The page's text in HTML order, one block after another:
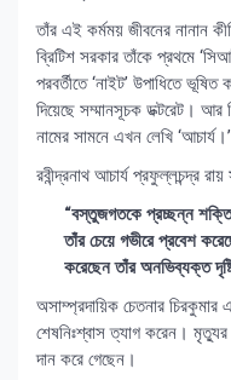
তাঁর এই কর্মময় জীবনের নানান
ব্রিটিশ সরকার তাঁকে প্রথমে
পরবর্তীতে ‘নাইট’ উপাধিতে ভূষিত
দিয়েছে সম্মানসূচক ডক্টরেট।
নামের সামনে এখন লেখি ‘আচার্য।’
রবীন্দ্রনাথ আচার্য প্রফুল্লচন্দ্র
“বস্তুজগতকে প্রচ্ছন্ন
তাঁর চেয়ে গভীরে প্রবেশ
করেছেন তাঁর অনভিব্যক্ত
অসাম্প্রদায়িক চেতনার
শেষনিঃশ্বাস ত্যাগ করেন।
দান করে গেছেন।